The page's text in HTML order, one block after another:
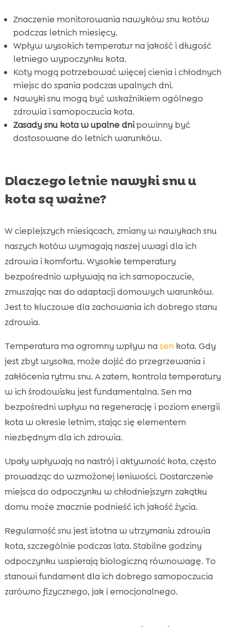
 Hydratacja i jej wpływ na letni sen kota
 Stworzenie idealnego miejsca do spania dla
kota latem

Zrozumienie potrzeb snu kota w różnych
etapach życia
Wniosek
FAQ
Znaczenie monitorowania nawyków snu kotów
podczas letnich miesięcy.
Wpływ wysokich temperatur na jakość i długość
letniego wypoczynku kota.
Koty mogą potrzebować więcej cienia i chłodnych
miejsc do spania podczas upalnych dni.
Nawyki snu mogą być wskaźnikiem ogólnego
zdrowia i samopoczucia kota.
Zasady snu kota w upalne dnipowinny być
dostosowane do letnich warunków.
Dlaczego letnie nawyki snu u
kota są ważne?
W cieplejszych miesiącach, zmiany w nawykach snu
naszych kotów wymagają naszej uwagi dla ich
zdrowia i komfortu. Wysokie temperatury
bezpośrednio wpływają na ich samopoczucie,
zmuszając nas do adaptacji domowych warunków.
Jest to kluczowe dla zachowania ich dobrego stanu
zdrowia.
Temperatura ma ogromny wpływ na sen kota. Gdy
jest zbyt wysoka, może dojść do przegrzewania i
zakłócenia rytmu snu. A zatem, kontrola temperatury
w ich środowisku jest fundamentalna. Sen ma
bezpośredni wpływ na regenerację i poziom energii
kota w okresie letnim, stając się elementem
niezbędnym dla ich zdrowia.
Upały wpływają na nastrój i aktywność kota, często
prowadząc do wzmożonej leniwości. Dostarczenie
miejsca do odpoczynku w chłodniejszym zakątku
domu może znacznie podnieść ich jakość życia.
Regularność snu jest istotna w utrzymaniu zdrowia
kota, szczególnie podczas lata. Stabilne godziny
odpoczynku wspierają biologiczną równowagę. To
stanowi fundament dla ich dobrego samopoczucia
zarówno fizycznego, jak i emocjonalnego.